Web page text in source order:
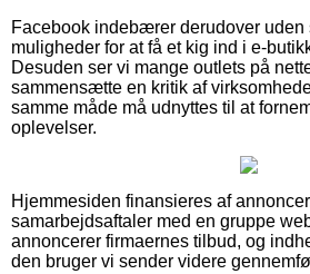
Facebook indebærer derudover
muligheder for at få et kig ind i e-
Desuden ser vi mange outlets på
sammensætte en kritik af
samme måde må udnyttes til at
oplevelser.
Hjemmesiden finansieres af
samarbejdsaftaler med en gruppe
annoncerer firmaernes tilbud, og
den bruger vi sender videre